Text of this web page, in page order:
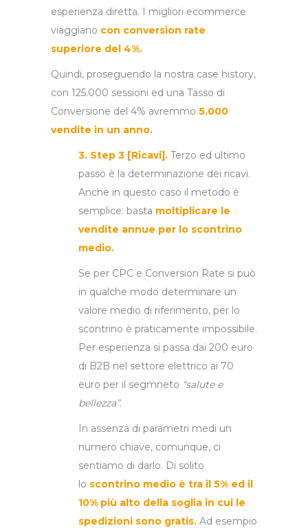
esperienza diretta. I migliori ecommerce
viaggiano con conversion rate
superiore del 4%.
Quindi, proseguendo la nostra case history,
con 125.000 sessioni ed una Tasso di
Conversione del 4% avremmo 5.000
vendite in un anno.
3. Step 3 [Ricavi]. Terzo ed ultimo
passo è la determinazione dei ricavi.
Anche in questo caso il metodo è
semplice: basta moltiplicare le
vendite annue per lo scontrino
medio.
Se per CPC e Conversion Rate si può
in qualche modo determinare un
valore medio di riferimento, per lo
scontrino è praticamente impossibile.
Per esperienza si passa dai 200 euro
di B2B nel settore elettrico ai 70
euro per il segmneto “salute e
bellezza”.
In assenza di parametri medi un
numero chiave, comunque, ci
sentiamo di darlo. Di solito
lo scontrino medio è tra il 5% ed il
10% più alto della soglia in cui le
spedizioni sono gratis. Ad esempio